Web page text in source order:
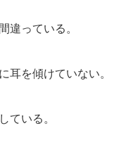
違っている。
耳を傾けていない。
ている。